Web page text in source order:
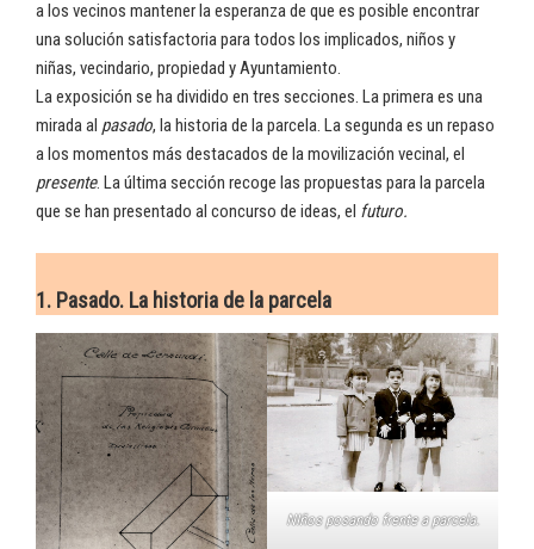
a los vecinos mantener la esperanza de que es posible encontrar
una solución satisfactoria para todos los implicados, niños y
niñas, vecindario, propiedad y Ayuntamiento.
La exposición se ha dividido en tres secciones. La primera es una
mirada al pasado, la historia de la parcela. La segunda es un repaso
a los momentos más destacados de la movilización vecinal, el
presente. La última sección recoge las propuestas para la parcela
que se han presentado al concurso de ideas, el futuro.
1. Pasado. La historia de la parcela
NIños posando frente a parcela.